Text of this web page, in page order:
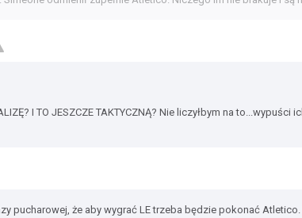
I TO JESZCZE TAKTYCZNĄ? Nie liczyłbym na to...wypuści
pucharowej, że aby wygrać LE trzeba będzie pokonać